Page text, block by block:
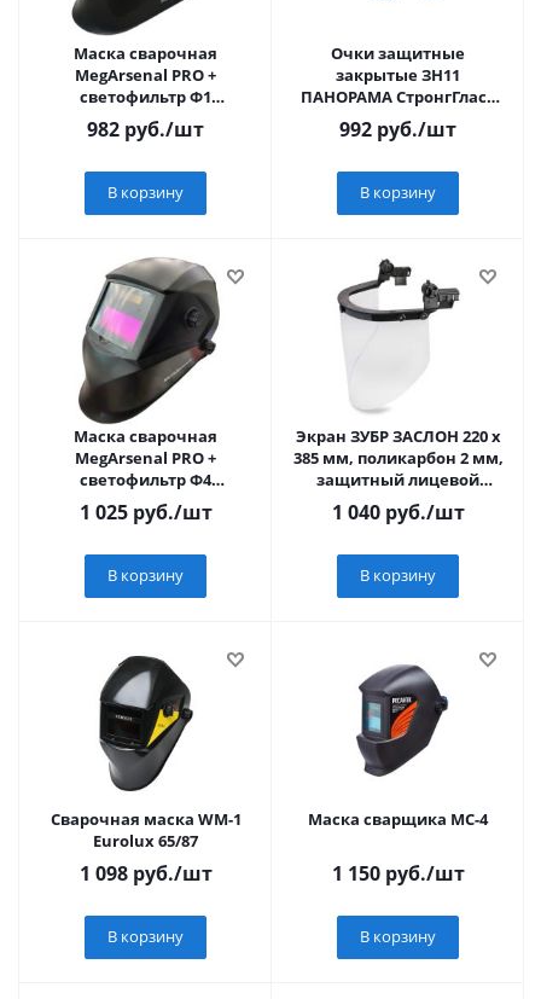
Маска сварочная
MegArsenal PRO +
светофильтр Ф1
Хамелион 90*35мм, 3/11 (в
коробке)
982 руб./шт
В корзину
Очки защитные
закрытые ЗН11
ПАНОРАМА СтронгГласс
для сварщика (5),
непрямая вентиляция
992 руб./шт
В корзину
Маска сварочная
MegArsenal PRO +
светофильтр Ф4
Хамелион 90*35мм, 9/13 (в
коробке)
1 025руб./шт
В корзину
Экран ЗУБР ЗАСЛОН 220 х
385 мм, поликарбон 2 мм,
защитный лицевой
щиток для крепления на
каске, Пр
1 040руб./шт
В корзину
Сварочная маска WM-1
Eurolux 65/87
1 098руб./шт
В корзину
Маска сварщика МС-4
1 150руб./шт
В корзину